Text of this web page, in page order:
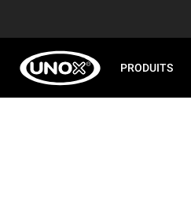
PRODUITS